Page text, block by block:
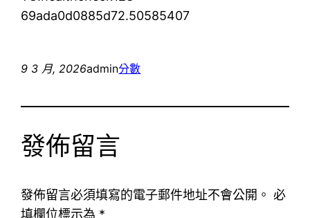
69ada0d0885d72.50585407
9 3 月, 2026admin分數
發佈留言
發佈留言必須填寫的電子郵件地址不會公開。 必
填欄位標示為 *